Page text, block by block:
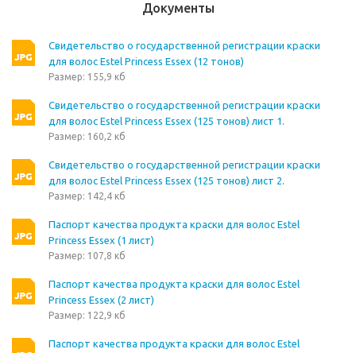
Документы
Свидетельство о государственной регистрации краски
для волос Estel Princess Essex (12 тонов)
Размер: 155,9 кб
Свидетельство о государственной регистрации краски
для волос Estel Princess Essex (125 тонов) лист 1.
Размер: 160,2 кб
Свидетельство о государственной регистрации краски
для волос Estel Princess Essex (125 тонов) лист 2.
Размер: 142,4 кб
Паспорт качества продукта краски для волос Estel
Princess Essex (1 лист)
Размер: 107,8 кб
Паспорт качества продукта краски для волос Estel
Princess Essex (2 лист)
Размер: 122,9 кб
Паспорт качества продукта краски для волос Estel